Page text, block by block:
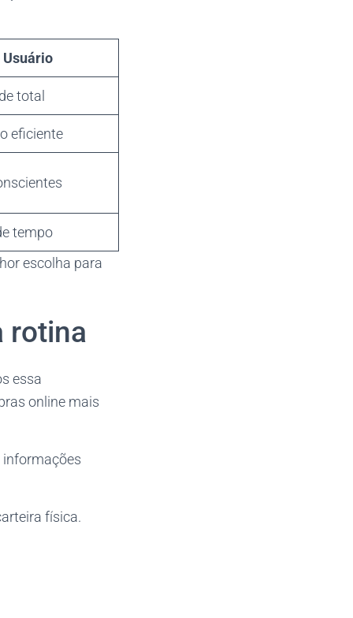
Usuário
total
eficiente
tempo
escolha para
rotina
essa
online mais
informações
física.